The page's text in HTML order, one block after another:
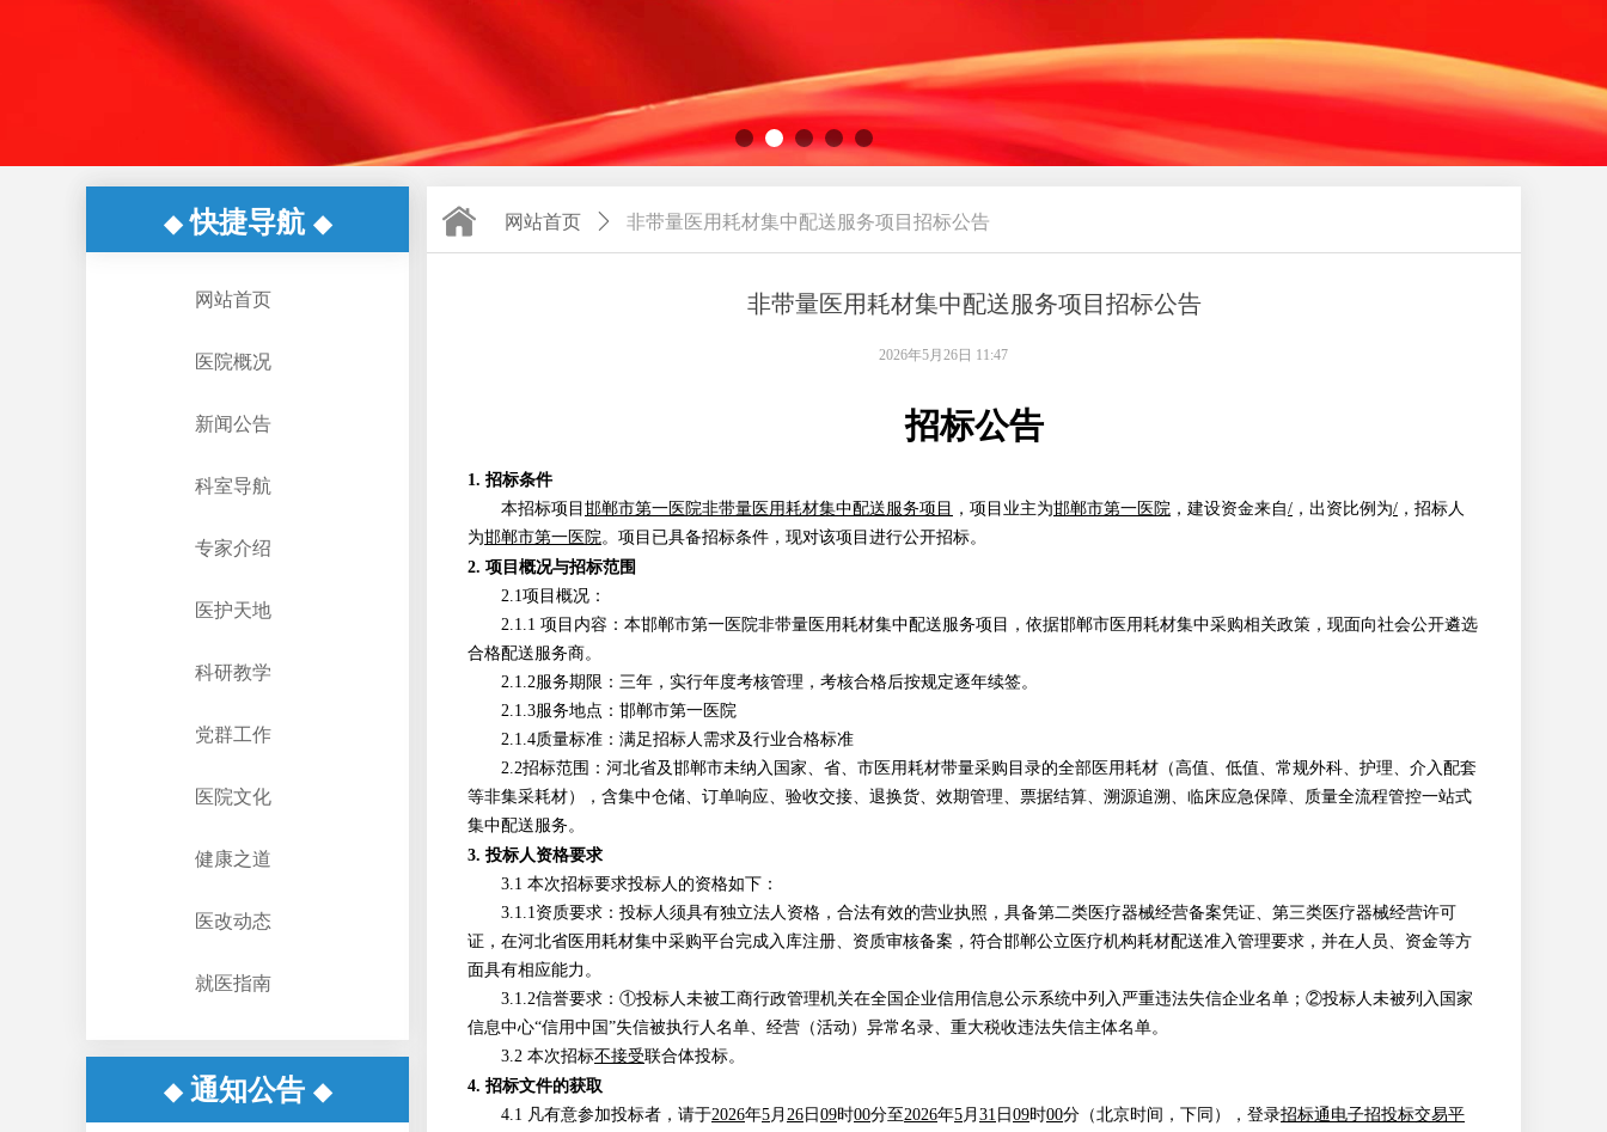
非带量医用耗材集中配送服务项目招标公告
招标公告
1. 招标条件
本招标项目 邯郸市第一医院非带量医用耗材集中配送服务项目 ，项目业主为邯郸市第一医院 ，建设资金来自/ ，出资比例为/ ，招标人
为邯郸市第一医院 。项目已具备招标条件，现对该项目进行公开招标。
2. 项目概况与招标范围
2.1项目概况：
2.1.1 项目内容：本邯郸市第一医院非带量医用耗材集中配送服务项目，依据邯郸市医用耗材集中采购相关政策，现面向社会公开遴选
合格配送服务商。
2.1.2服务期限： 三年，实行年度考核管理，考核合格后按规定逐年续签。
2.1.3服务地点：邯郸市第一医院
2.1. 4质量标准：满足招标人 需求及行业合格标准
2.2招标范围：河北省及邯郸市未纳入国家、省、市医用耗材带量采购目录的全部医用耗材（高值、低值、常规外科、护理、介入配套
等非集采耗材），含集中仓储、订单响应、验收交接、退换货、效期管理、票据结算、溯源追溯、临床应急保障、质量全流程管控一站式
集中配送服务。
3. 投标人资格要求
3.1 本次招标要求投标人的资格如下：
3.1.1资质要求：投标人须具有独立法人资格，合法有效的营业执照，具备第二类医疗器械经营备案凭证、第三类医疗器械经营许可
证 ，在河北省医用耗材集中采购平台完成入库注册、资质审核备案，符合邯郸公立医疗机构耗材配送准入管理要求， 并在人员、资金等方
面具有相应能力。
3.1.2信誉要求：①投标人未被工商行政管理机关在全国企业信用信息公示系统中列入严重违法失信企业名单；②投标人未被列入国家
信息中心“信用中国”失信被执行人名单、经营（活动）异常名录、重大税收违法失信主体名单。
3.2 本次招标不接受联合体投标。
4. 招标文件的获取
4.1 凡有意参加投标者，请于2026年5 月 26日09时00分至2026年5 月 31 日09时00分 （北京时间，下同），登录招标通电子招投标交易平
2026年5月26日 11:47
网站首页 ꄲ 非带量医用耗材集中配送服务项目招标公告
◆快捷导航 ◆
网站首页
医院概况
新闻公告
科室导航
专家介绍
医护天地
科研教学
党群工作
医院文化
健康之道
医改动态
就医指南
◆通知公告 ◆
邯郸市第一医院病房改造提升项目施工监理 候选成交供应商公示
邯郸市第一医院互联网医院药品邮寄 服务招标参数
2026-07-30
넷 邯郸市第一医院互联网医院药品快递配送服务采购项目询价公告
邯郸市第一医院空气压力波治疗仪采购项目 成交公告
邯郸市第一医院彩超一批采购项目04包中标公告更正公告
邯郸市第一医院高清腹腔镜系统采购项目1包废标公告
邯郸市第一医院彩超一批采购项目01包公开招标中标公告邯郸市第一医院移动式C型臂X射线机采购项目 （三次）公开招标中标结果公告
邯郸市第一医院后装机采购项目（三次） 废标公告
邯郸市第一医院单光子发射断层成像系统采购项目（二次）公开招标中标公告
邯郸市第一医院多功能楼电梯采购安装项目询比采购公告
邯郸市第一医院院区信息一体化智慧医院能力提升项目全过程咨询服务磋商公告
邯郸市第一医院超声气压弹道碎石机采购项目（三次）公开招标公告